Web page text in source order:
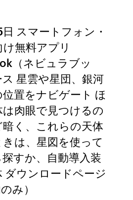
スマートフォン・
無料アプリ
（ネビュラブッ
星雲や星団、銀河
置をナビゲート ほ
肉眼で見つけるの
く、これらの天体
は、星図を使って
すか、自動導入装
ダウンロードページ
み）